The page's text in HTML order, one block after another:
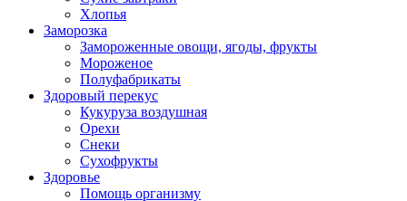
Хлопья
Заморозка
Замороженные овощи, ягоды, фрукты
Мороженое
Полуфабрикаты
Здоровый перекус
Кукуруза воздушная
Орехи
Снеки
Сухофрукты
Здоровье
Помощь организму